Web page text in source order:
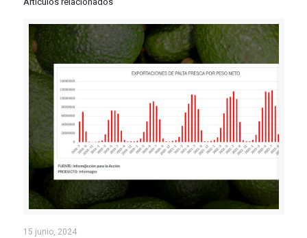
Exportaciones de Palta Fresca por Peso Neto a Junio
15 junio, 2024